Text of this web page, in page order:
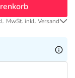
MwSt. inkl. Versand